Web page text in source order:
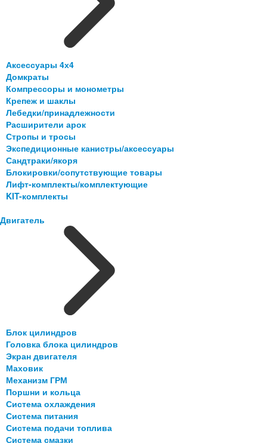
Аксессуары 4х4
Домкраты
Компрессоры и монометры
Крепеж и шаклы
Лебедки/принадлежности
Расширители арок
Стропы и тросы
Экспедиционные канистры/аксессуары
Сандтраки/якоря
Блокировки/сопутствующие товары
Лифт-комплекты/комплектующие
KIT-комплекты
Двигатель
Блок цилиндров
Головка блока цилиндров
Экран двигателя
Маховик
Механизм ГРМ
Поршни и кольца
Система охлаждения
Система питания
Система подачи топлива
Система смазки